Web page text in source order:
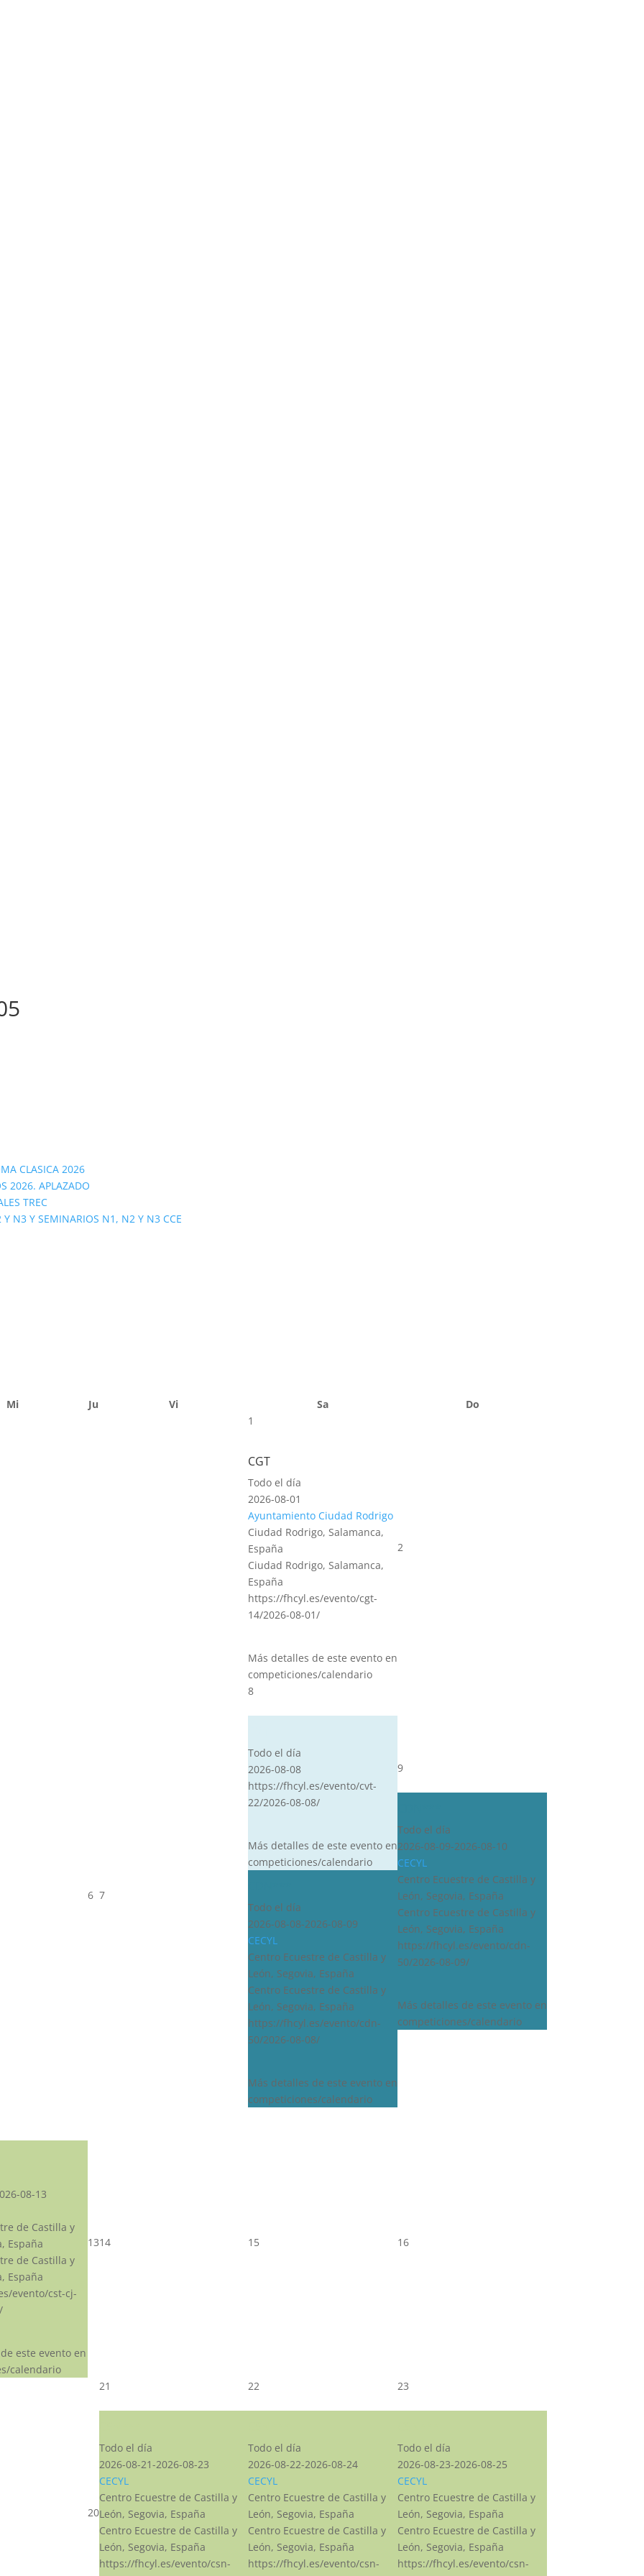
CLASICA 2026
2026. APLAZADO
TREC
N3 Y SEMINARIOS N1, N2 Y N3 CCE
Mi Ju Vi Sa
Do
1
CGT
Todo el día
2026-08-01
Ayuntamiento Ciudad Rodrigo
Ciudad Rodrigo, Salamanca,
España
Ciudad Rodrigo, Salamanca,
España
https://fhcyl.es/evento/cgt-
14/2026-08-01/
Más detalles de este evento en
competiciones/calendario
2
6 7
8
Todo el día
2026-08-08
https://fhcyl.es/evento/cvt-
22/2026-08-08/
Más detalles de este evento en
competiciones/calendario
Todo el día
2026-08-08-2026-08-09
CECYL
Centro Ecuestre de Castilla y
León, Segovia, España
Centro Ecuestre de Castilla y
León, Segovia, España
https://fhcyl.es/evento/cdn-
50/2026-08-08/
Más detalles de este evento en
competiciones/calendario
9
Todo el día
2026-08-09-2026-08-10
CECYL
Centro Ecuestre de Castilla y
León, Segovia, España
Centro Ecuestre de Castilla y
León, Segovia, España
https://fhcyl.es/evento/cdn-
50/2026-08-09/
Más detalles de este evento en
competiciones/calendario
08-13
de Castilla y
España
de Castilla y
España
evento/cst-cj-
este evento en
calendario
1314 15 16
20
21
Todo el día
2026-08-21-2026-08-23
CECYL
Centro Ecuestre de Castilla y
León, Segovia, España
Centro Ecuestre de Castilla y
León, Segovia, España
https://fhcyl.es/evento/csn-
22
Todo el día
2026-08-22-2026-08-24
CECYL
Centro Ecuestre de Castilla y
León, Segovia, España
Centro Ecuestre de Castilla y
León, Segovia, España
https://fhcyl.es/evento/csn-
23
Todo el día
2026-08-23-2026-08-25
CECYL
Centro Ecuestre de Castilla y
León, Segovia, España
Centro Ecuestre de Castilla y
León, Segovia, España
https://fhcyl.es/evento/csn-